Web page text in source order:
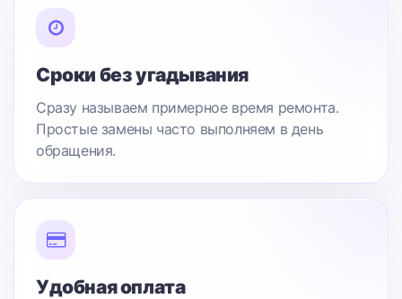
Сроки без угадывания
Сразу называем примерное время ремонта.
Простые замены часто выполняем в день
обращения.
Удобная оплата